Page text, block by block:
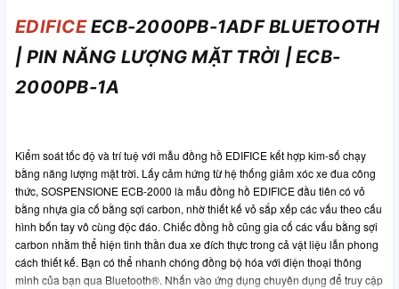
EDIFICEECB-2000PB-1ADF BLUETOOTH
| PIN NĂNG LƯỢNG MẶT TRỜI | ECB-
2000PB-1A
Kiểm soát tốc độ và trí tuệ với mẫu đồng hồ EDIFICE kết hợp kim-số chạy
bằng năng lượng mặt trời. Lấy cảm hứng từ hệ thống giảm xóc xe đua công
thức, SOSPENSIONE ECB-2000 là mẫu đồng hồ EDIFICE đầu tiên có vỏ
bằng nhựa gia cố bằng sợi carbon, nhờ thiết kế vỏ sắp xếp các vấu theo cấu
hình bốn tay vô cùng độc đáo. Chiếc đồng hồ cũng gia cố các vấu bằng sợi
carbon nhằm thể hiện tinh thần đua xe đích thực trong cả vật liệu lẫn phong
cách thiết kế. Bạn có thể nhanh chóng đồng bộ hóa với điện thoại thông
minh của bạn qua Bluetooth®. Nhấn vào ứng dụng chuyên dụng để truy cập